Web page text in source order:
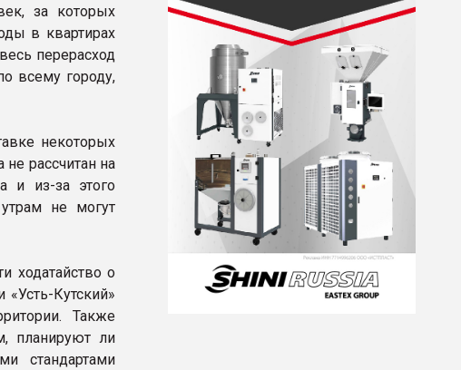
за которых
в квартирах
перерасход
всему городу,
некоторых
рассчитан на
и из-за этого
не могут
ходатайство о
Кутский»
Также
планируют ли
стандартами